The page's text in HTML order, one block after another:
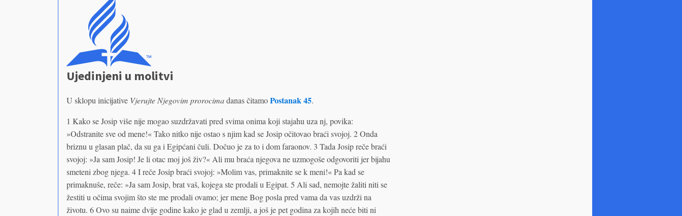
Ujedinjeni u molitvi
U sklopu inicijative Vjerujte Njegovim prorocimadanas čitamoPostanak 45.
1 Kako se Josip više nije mogao suzdržavati pred svima onima koji stajahu uza nj, povika:
»Odstranite sve od mene!« Tako nitko nije ostao s njim kad se Josip očitovao braći svojoj. 2 Onda
briznu u glasan plač, da su ga i Egipćani čuli. Dočuo je za to i dom faraonov. 3 Tada Josip reče braći
svojoj: »Ja sam Josip! Je li otac moj još živ?« Ali mu braća njegova ne uzmogoše odgovoriti jer bijahu
smeteni zbog njega. 4 I reče Josip braći svojoj: »Molim vas, primaknite se k meni!« Pa kad se
primaknuše, reče: »Ja sam Josip, brat vaš, kojega ste prodali u Egipat. 5 Ali sad, nemojte žaliti niti se
žestiti u očima svojim što ste me prodali ovamo; jer mene Bog posla pred vama da vas uzdrži na
životu. 6 Ovo su naime dvije godine kako je glad u zemlji, a još je pet godina za kojih neće biti ni